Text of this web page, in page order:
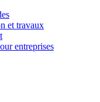
et travaux
entreprises